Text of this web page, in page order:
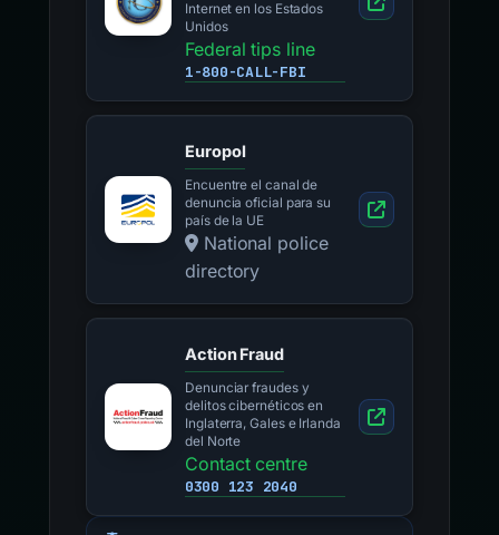
Internet en los Estados
Unidos
Federal tips line
1-800-CALL-FBI
Europol
Encuentre el canal de
denuncia oficial para su
país de la UE
National police
directory
Action Fraud
Denunciar fraudes y
delitos cibernéticos en
Inglaterra, Gales e Irlanda
del Norte
Contact centre
0300 123 2040